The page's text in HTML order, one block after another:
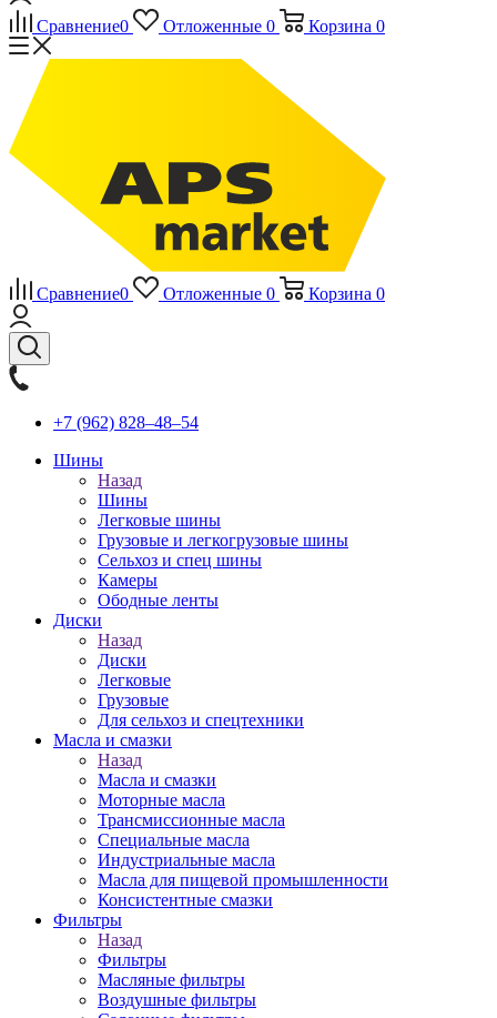
Сравнение0 Отложенные 0 Корзина 0
Сравнение0 Отложенные 0 Корзина 0
+7 (962) 828‒48‒54
Шины
Назад
Шины
Легковые шины
Грузовые и легкогрузовые шины
Сельхоз и спец шины
Камеры
Ободные ленты
Диски
Назад
Диски
Легковые
Грузовые
Для сельхоз и спецтехники
Масла и смазки
Назад
Масла и смазки
Моторные масла
Трансмиссионные масла
Специальные масла
Индустриальные масла
Масла для пищевой промышленности
Консистентные смазки
Фильтры
Назад
Фильтры
Масляные фильтры
Воздушные фильтры